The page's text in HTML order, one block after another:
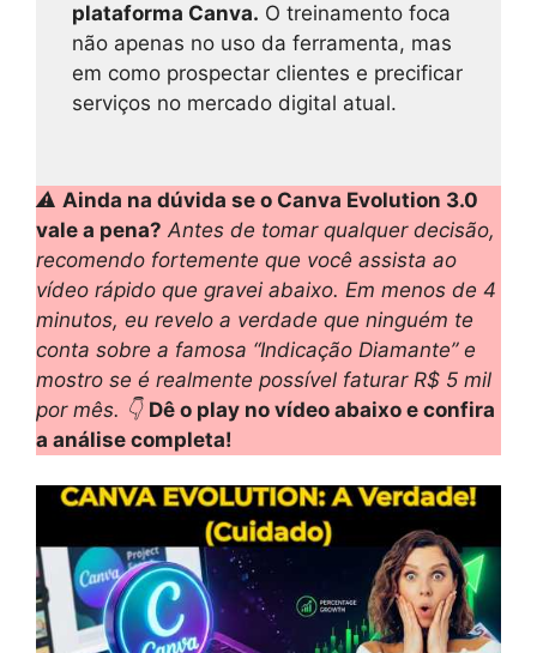
plataforma Canva. O treinamento foca
não apenas no uso da ferramenta, mas
em como prospectar clientes e precificar
serviços no mercado digital atual.
⚠️ Ainda na dúvida se o Canva Evolution 3.0
vale a pena? Antes de tomar qualquer decisão,
recomendo fortemente que você assista ao
vídeo rápido que gravei abaixo. Em menos de 4
minutos, eu revelo a verdade que ninguém te
conta sobre a famosa “Indicação Diamante” e
mostro se é realmente possível faturar R$ 5 mil
por mês. 👇 Dê o play no vídeo abaixo e confira
a análise completa!